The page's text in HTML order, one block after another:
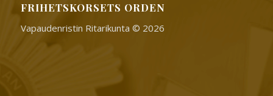
FRIHETSKORSETS ORDEN
Vapaudenristin Ritarikunta © 2026